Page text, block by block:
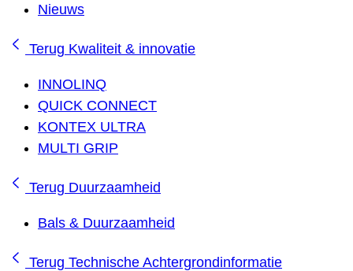
Nieuws
Terug Kwaliteit & innovatie
INNOLINQ
QUICK CONNECT
KONTEX ULTRA
MULTI GRIP
Terug Duurzaamheid
Bals & Duurzaamheid
Terug Technische Achtergrondinformatie